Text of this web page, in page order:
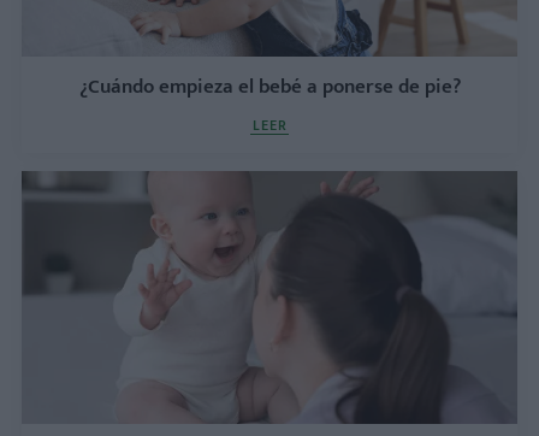
¿Cuándo empieza el bebé a ponerse de pie?
LEER